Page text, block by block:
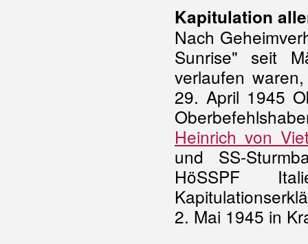
Kapitulation
Nach
Sunrise" seit
verlaufen
29. April 1945
Heinrich von
und SS-
HöSSPF
2. Mai 1945 in